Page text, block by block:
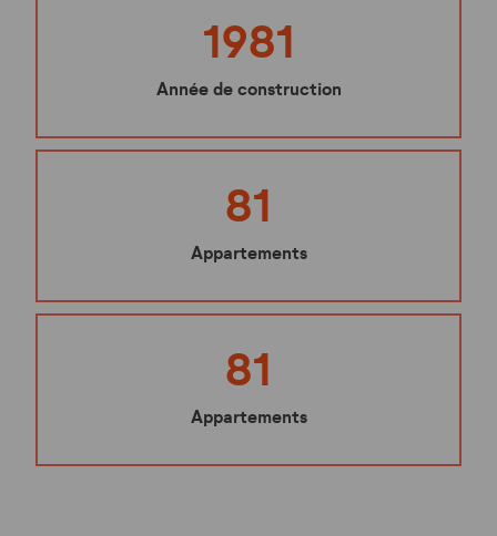
1981
Année de construction
81
Appartements
81
Appartements